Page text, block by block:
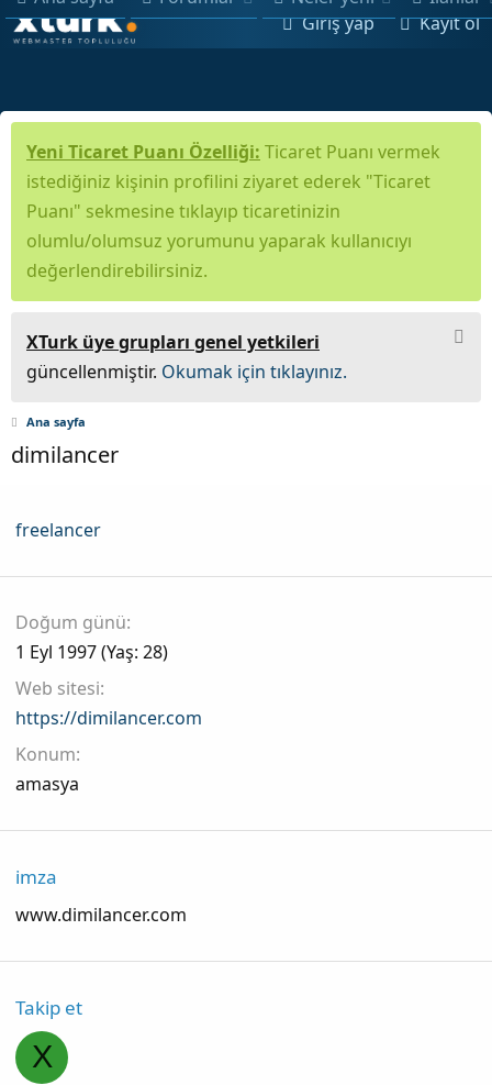
Giriş yap Kayıt ol
Yeni Ticaret Puanı Özelliği: Ticaret Puanı vermek
istediğiniz kişinin profilini ziyaret ederek "Ticaret
Puanı" sekmesine tıklayıp ticaretinizin
olumlu/olumsuz yorumunu yaparak kullanıcıyı
değerlendirebilirsiniz.
XTurk üye grupları genel yetkileri
güncellenmiştir. Okumak için tıklayınız.
Ana sayfa
dimilancer
freelancer
Doğum günü
1 Eyl 1997 (Yaş: 28)
Web sitesi
https://dimilancer.com
Konum
amasya
imza
www.dimilancer.com
Takip et
X